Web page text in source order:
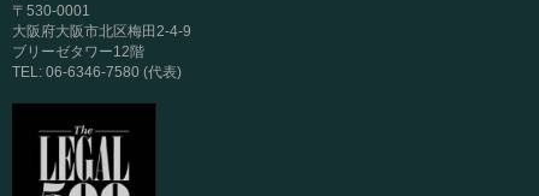
〒530-0001
大阪府大阪市北区梅田2-4-9
ブリーゼタワー12階
TEL: 06-6346-7580 (代表)